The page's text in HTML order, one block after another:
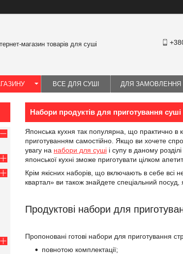
магазин товарів для суші
ВСЕ ДЛЯ СУШІ ДЛЯ ЗАМОВЛЕННЯ
Набори продуктів для приготування суші
Японська кухня так популярна, що практично в
приготуванням самостійно. Якщо ви хочете
увагу на набори для суші і супу в даному
японської кухні зможе приготувати цілком
Крім якісних наборів, що включають в себе всі
квартал» ви також знайдете спеціальний посуд,
Продуктові набори для
Пропоновані готові набори для приготування
повнотою комплектації;